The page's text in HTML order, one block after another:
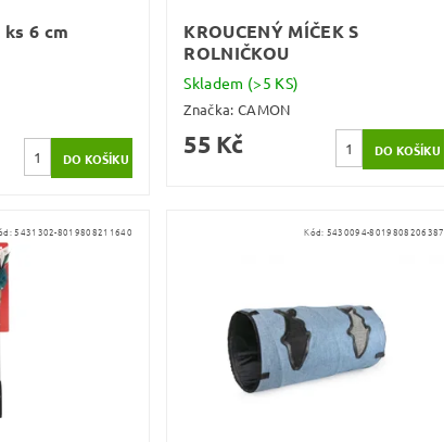
ks 6 cm
KROUCENÝ MÍČEK S
ROLNIČKOU
Skladem (>5 KS)
Značka:CAMON
55 Kč
5431302-8019808211640 Kód: 5430094-8019808206387